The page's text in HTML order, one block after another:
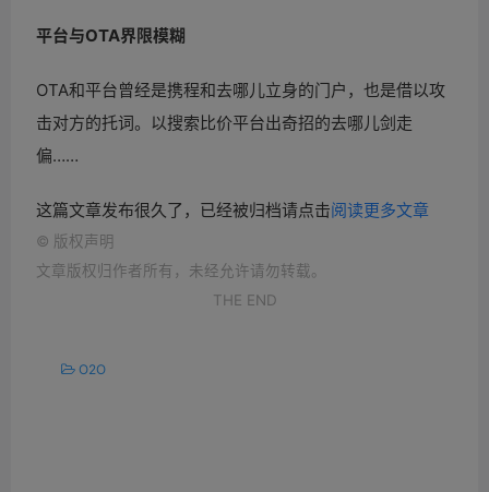
平台与OTA界限模糊
OTA和平台曾经是携程和去哪儿立身的门户，也是借以攻
击对方的托词。以搜索比价平台出奇招的去哪儿剑走
偏……
这篇文章发布很久了，已经被归档请点击阅读更多文章
© 版权声明
文章版权归作者所有，未经允许请勿转载。
THE END
O2O